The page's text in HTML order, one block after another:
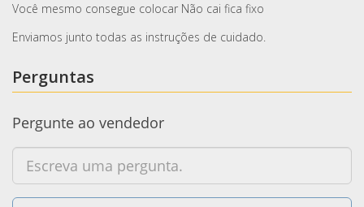
Você mesmo consegue colocar Não cai fica fixo
Enviamos junto todas as instruções de cuidado.
Perguntas
Pergunte ao vendedor